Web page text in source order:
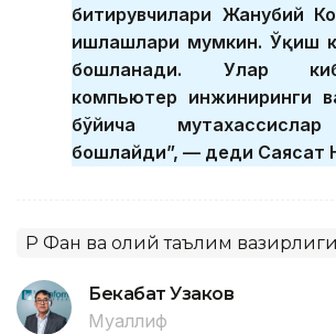
битирувчилари Жанубий
ишлашлари мумкин. Ўқиш
бошланади. Улар
компьютер инжиниринги
бўйича
бошлайди”, — деди Саясат
ҚР Фан ва олий таълим вазирлиги
Бекабат Узаков
Муаллиф